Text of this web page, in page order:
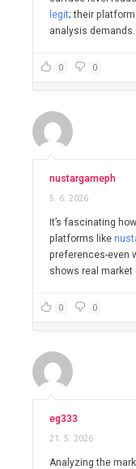
legit; their
analysis demands.
0 0
nustargameph
5. 6. 2026
It’s fascinating
platforms like
preferences-even
shows real
0 0
eg333
21. 5. 2026
Analyzing the